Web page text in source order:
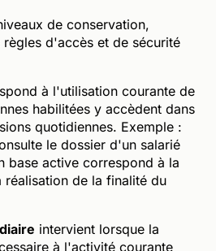
de conservation,
d'accès et de sécurité
à l'utilisation courante de
habilitées y accèdent dans
quotidiennes. Exemple :
le dossier d'un salarié
base active correspond à la
réalisation de la finalité du
intervient lorsque la
à l'activité courante